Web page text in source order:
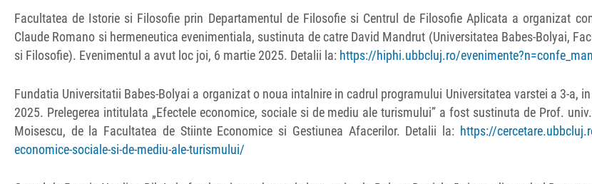
Facultatea de Istorie si Filosofie prin Departamentul de Filosofie si Centrul de Filosofie Aplicata a organizat
Claude Romano si hermeneutica evenimentiala, sustinuta de catre David Mandrut (Universitatea Babes-Bolyai,
si Filosofie). Evenimentul a avut loc joi, 6 martie 2025. Detalii la: https://hiphi.ubbcluj.ro/
Fundatia Universitatii Babes-Bolyai a organizat o noua intalnire in cadrul programului Universitatea varstei a 3-a,
2025. Prelegerea intitulata „Efectele economice, sociale si de mediu ale turismului” a fost sustinuta de Prof.
Moisescu, de la Facultatea de Stiinte Economice si Gestiunea Afacerilor. Detalii la: https://
economice-sociale-si-de-mediu-ale-turismului/